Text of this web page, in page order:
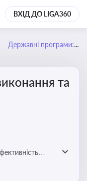
ВХІД ДО LIGA360
Державні програми: виконання та проблеми
та
проблеми